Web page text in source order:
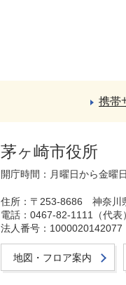
携帯
茅ヶ崎市役所
開庁時間：月曜日から金曜
住所：〒253-8686 神奈川
電話：0467-82-1111（代
法人番号：1000020142077
地図・フロア案内